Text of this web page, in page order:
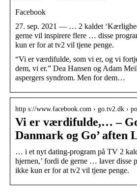
Facebook
27. sep. 2021 — … 2 kaldet
gerne vil inspirere flere … disse
kun er for at tv2 vil tjene penge.
“Vi er værdifulde, som vi er, og vi
dem, vi er.” Dea Hansen og Adam
aspergers syndrom. Men for dem…
http s://www.facebook.com › go.tv2.dk ›
Vi er værdifulde,… –
Danmark og Go’ aften
… i et nyt dating-program på TV 2
hjernen,’ fordi de gerne … laver disse
ikke kun er for at tv2 vil tjene penge.